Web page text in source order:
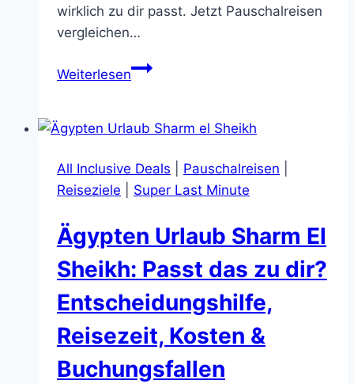
wirklich zu dir passt. Jetzt Pauschalreisen
vergleichen…
WeiterlesenReisegeier
findest
schnell
den
Deal
(ohne
Preis-
Fallen)
All Inclusive Deals Pauschalreisen
Reiseziele
Super Last Minute
Ägypten Urlaub Sharm El
Sheikh: Passt das zu dir?
Entscheidungshilfe,
Reisezeit, Kosten &
Buchungsfallen